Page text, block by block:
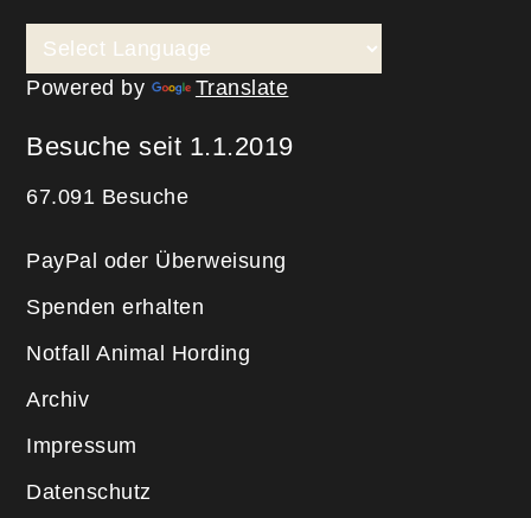
Powered by Translate
Besuche seit 1.1.2019
67.091 Besuche
PayPal oder Überweisung
Spenden erhalten
Notfall Animal Hording
Archiv
Impressum
Datenschutz